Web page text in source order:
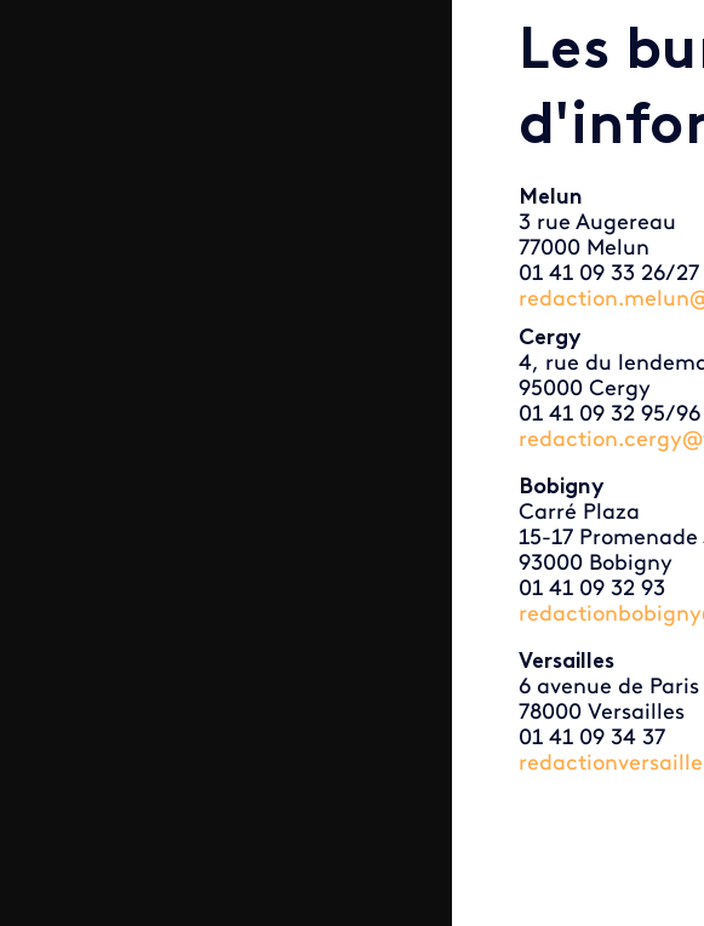
Les
Melun
3 rue Augereau
77000 Melun
01 41 09 33 26/27
Cergy
4, rue du
95000 Cergy
01 41 09 32 95/96
Bobigny
Carré Plaza
15-17
93000 Bobigny
01 41 09 32 93
Versailles
6 avenue de Paris
78000 Versailles
01 41 09 34 37